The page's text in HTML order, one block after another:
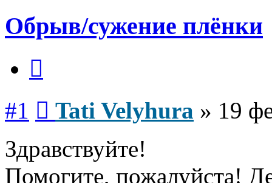
Обрыв/сужение плёнки
#1 Tati Velyhura » 19
Здравствуйте!
Помогите, пожалуйста!